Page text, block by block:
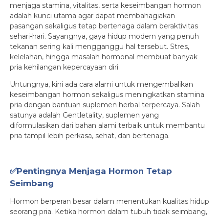
menjaga stamina, vitalitas, serta keseimbangan hormon
adalah kunci utama agar dapat membahagiakan
pasangan sekaligus tetap bertenaga dalam beraktivitas
sehari-hari. Sayangnya, gaya hidup modern yang penuh
tekanan sering kali mengganggu hal tersebut. Stres,
kelelahan, hingga masalah hormonal membuat banyak
pria kehilangan kepercayaan diri.
Untungnya, kini ada cara alami untuk mengembalikan
keseimbangan hormon sekaligus meningkatkan stamina
pria dengan bantuan suplemen herbal terpercaya. Salah
satunya adalah Gentletality, suplemen yang
diformulasikan dari bahan alami terbaik untuk membantu
pria tampil lebih perkasa, sehat, dan bertenaga.
✅Pentingnya Menjaga Hormon Tetap
Seimbang
Hormon berperan besar dalam menentukan kualitas hidup
seorang pria. Ketika hormon dalam tubuh tidak seimbang,